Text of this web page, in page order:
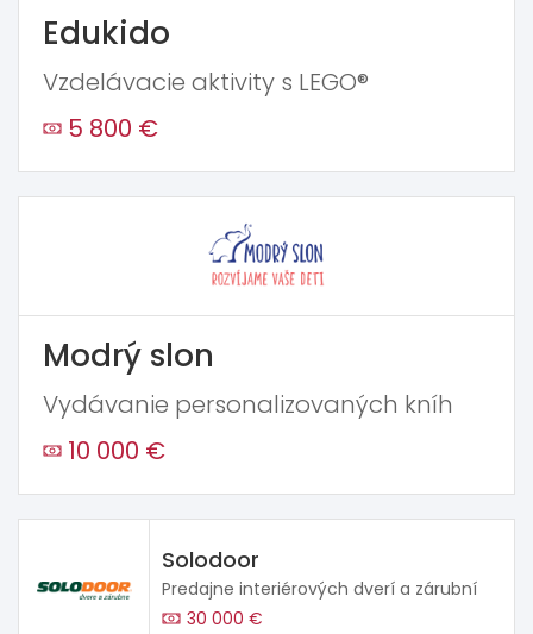
Edukido
Vzdelávacie aktivity s LEGO®
5 800 €
Modrý slon
Vydávanie personalizovaných kníh
10 000 €
Solodoor
Predajne interiérových dverí a zárubní
30 000 €